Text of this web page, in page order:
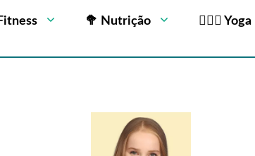
🥦 Nutrição 🧘🏻‍♂️ Yoga